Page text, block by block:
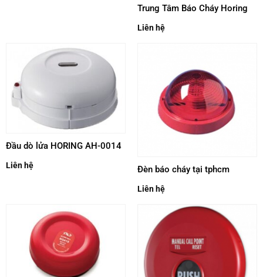
Trung Tâm Báo Cháy Horing
Liên hệ
Đầu dò lửa HORING AH-0014
Liên hệ Đèn báo cháy tại tphcm
Liên hệ